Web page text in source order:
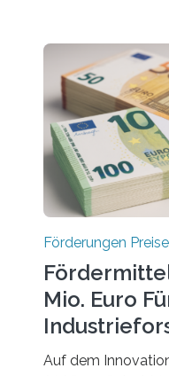
Förderungen Preise
Mio. Euro
Auf dem